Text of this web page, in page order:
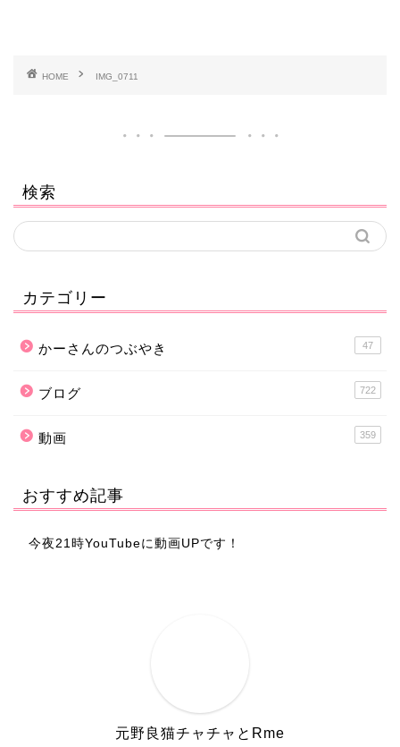
HOME IMG_0711
検索
カテゴリー
かーさんのつぶやき 47
ブログ 722
動画 359
おすすめ記事
今夜21時YouTubeに動画UPです！
元野良猫チャチャとRme